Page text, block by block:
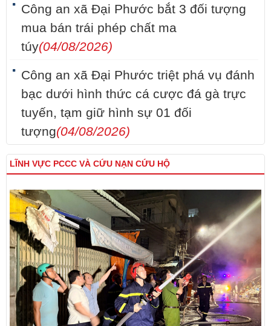
Công an xã Đại Phước bắt 3 đối tượng
mua bán trái phép chất ma
túy(04/08/2026)
Công an xã Đại Phước triệt phá vụ đánh
bạc dưới hình thức cá cược đá gà trực
tuyến, tạm giữ hình sự 01 đối
tượng(04/08/2026)
LĨNH VỰC PCCC VÀ CỨU NẠN CỨU HỘ